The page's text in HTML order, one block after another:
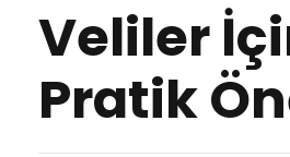
Veliler
Pratik